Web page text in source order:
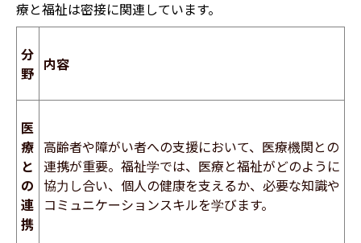
療と福祉は密接に関連しています。
分
野 内容
医
療
と
の
連
携
高齢者や障がい者への支援において、医療機関との
連携が重要。福祉学では、医療と福祉がどのように
協力し合い、個人の健康を支えるか、必要な知識や
コミュニケーションスキルを学びます。